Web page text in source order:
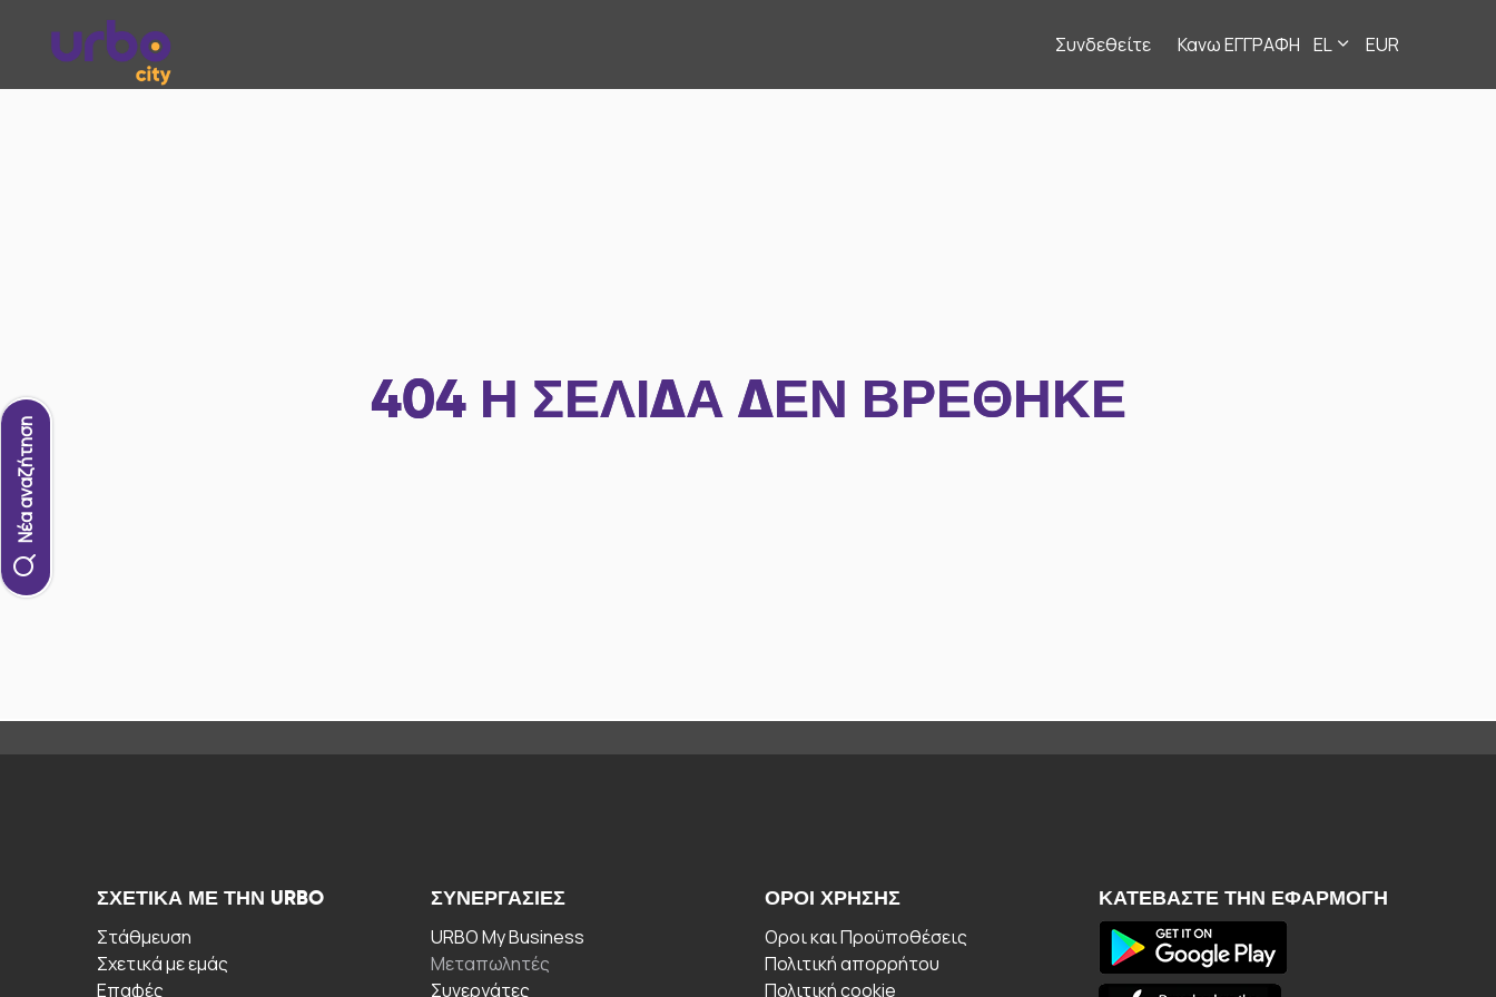
Συνδεθείτε Κανω ΕΓΓΡΑΦΗ EL EUR
Νέα αναζήτηση
404 Η ΣΕΛΊΔΑ ΔΕΝ ΒΡΈΘΗΚΕ
ΣΧΕΤΙΚΆ ΜΕ ΤΗΝ URBO
Στάθμευση
Σχετικά με εμάς
Επαφές
ΣΥΝΕΡΓΑΣΊΕΣ
URBO My Business
Μεταπωλητές
Συνεργάτες
ΟΡΟΙ ΧΡΉΣΗΣ
Οροι και Προϋποθέσεις
Πολιτική απορρήτου
Πολιτική cookie
ΚΑΤΕΒΆΣΤΕ ΤΗΝ ΕΦΑΡΜΟΓΉ